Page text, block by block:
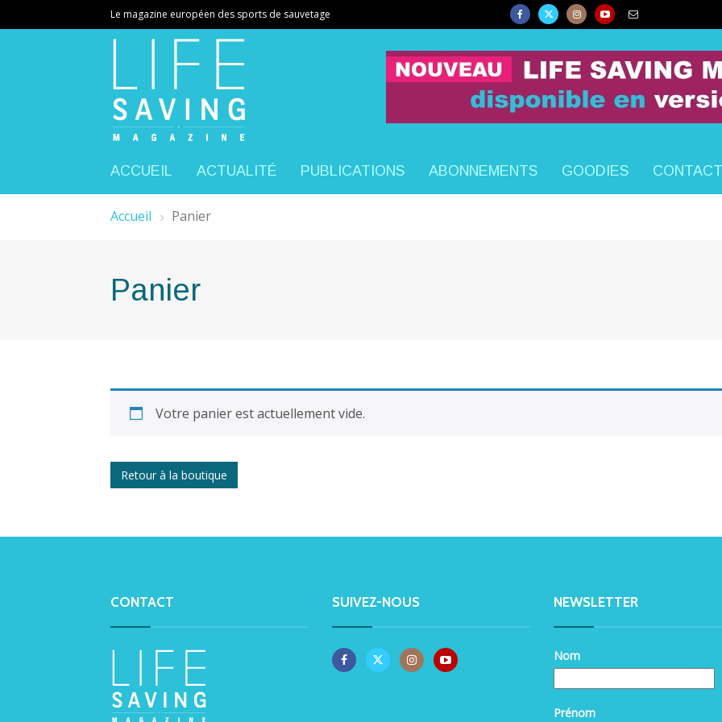
Le magazine européen des sports de sauvetage
ACCUEIL ACTUALITÉ PUBLICATIONS ABONNEMENTS GOODIES CONTACT
Accueil Panier
Panier
Votre panier est actuellement vide.
Retour à la boutique
CONTACT SUIVEZ-NOUS NEWSLETTER
Nom
Prénom